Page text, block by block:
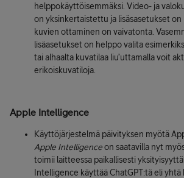
helppokäyttöisemmäksi. Video- ja
on yksinkertaistettu ja lisäsasetukset
kuvien ottaminen on vaivatonta.
lisäasetukset on helppo valita
tai alhaalta kuvatilaa liu’uttamalla voit
erikoiskuvatiloja.
Apple Intelligence
Käyttöjärjestelmä päivityksen myötä
Apple Intelligenceon saatavilla nyt
toimii laitteessa paikallisesti
Intelligence käyttää ChatGPT:tä eli